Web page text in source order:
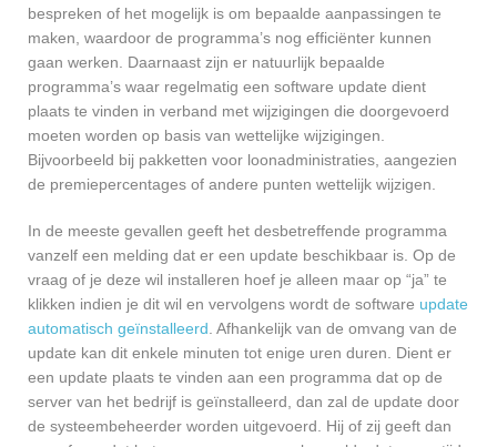
bespreken of het mogelijk is om bepaalde aanpassingen te
maken, waardoor de programma’s nog efficiënter kunnen
gaan werken. Daarnaast zijn er natuurlijk bepaalde
programma’s waar regelmatig een software update dient
plaats te vinden in verband met wijzigingen die doorgevoerd
moeten worden op basis van wettelijke wijzigingen.
Bijvoorbeeld bij pakketten voor loonadministraties, aangezien
de premiepercentages of andere punten wettelijk wijzigen.
In de meeste gevallen geeft het desbetreffende programma
vanzelf een melding dat er een update beschikbaar is. Op de
vraag of je deze wil installeren hoef je alleen maar op “ja” te
klikken indien je dit wil en vervolgens wordt de software update
automatisch geïnstalleerd . Afhankelijk van de omvang van de
update kan dit enkele minuten tot enige uren duren. Dient er
een update plaats te vinden aan een programma dat op de
server van het bedrijf is geïnstalleerd, dan zal de update door
de systeembeheerder worden uitgevoerd. Hij of zij geeft dan